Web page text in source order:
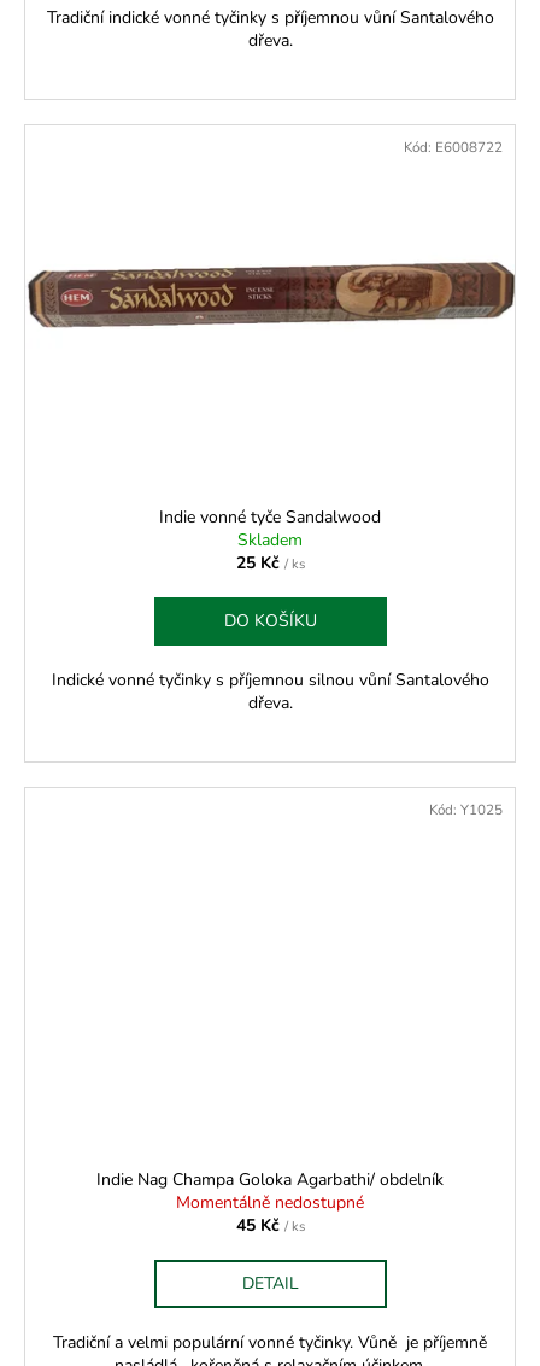
Tradiční indické vonné tyčinky s příjemnou vůní Santalového
dřeva.
Indie vonné tyče Sandalwood
Skladem
25 Kč / ks
DO KOŠÍKU
Indické vonné tyčinky s příjemnou silnou vůní Santalového
dřeva.
Kód: E6008722
Indie Nag Champa Goloka Agarbathi/ obdelník
Momentálně nedostupné
45 Kč / ks
DETAIL
Tradiční a velmi populární vonné tyčinky. Vůně je příjemně
Kód: Y1025